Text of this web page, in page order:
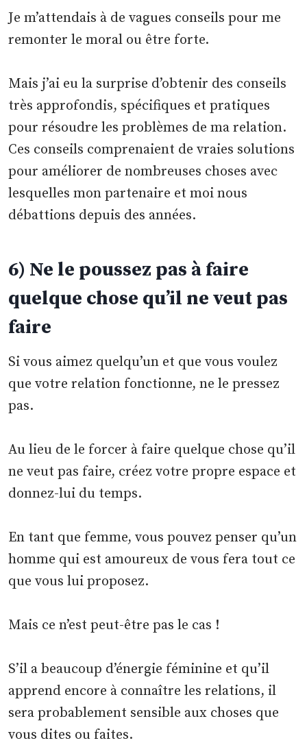
Je m’attendais à de vagues conseils pour me
remonter le moral ou être forte.
Mais j’ai eu la surprise d’obtenir des conseils
très approfondis, spécifiques et pratiques
pour résoudre les problèmes de ma relation.
Ces conseils comprenaient de vraies solutions
pour améliorer de nombreuses choses avec
lesquelles mon partenaire et moi nous
débattions depuis des années.
6) Ne le poussez pas à faire
quelque chose qu’il ne veut pas
faire
Si vous aimez quelqu’un et que vous voulez
que votre relation fonctionne, ne le pressez
pas.
Au lieu de le forcer à faire quelque chose qu’il
ne veut pas faire, créez votre propre espace et
donnez-lui du temps.
En tant que femme, vous pouvez penser qu’un
homme qui est amoureux de vous fera tout ce
que vous lui proposez.
Mais ce n’est peut-être pas le cas !
S’il a beaucoup d’énergie féminine et qu’il
apprend encore à connaître les relations, il
sera probablement sensible aux choses que
vous dites ou faites.